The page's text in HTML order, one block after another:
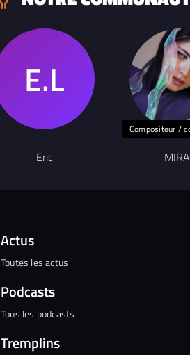
Eric
Compositeur /
Actus
Toutes les actus
Podcasts
Tous les podcasts
Tremplins